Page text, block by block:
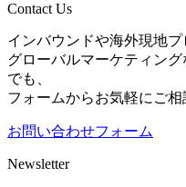
Contact Us
インバウンドや海外現地プ
グローバルマーケティン
でも、
フォームからお気軽にご相
お問い合わせフォーム
Newsletter